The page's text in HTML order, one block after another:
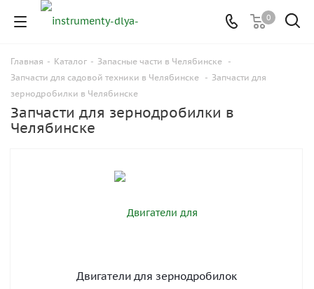
0
Главная - Каталог - Запасные части в Челябинске -
Запчасти для садовой техники в Челябинске - Запчасти для
зернодробилки в Челябинске
Запчасти для зернодробилки в
Челябинске
Двигатели для зернодробилок